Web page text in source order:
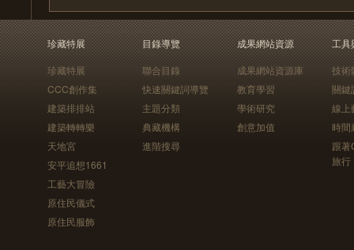
珍藏特展
珍藏特展
CCC創作集
建築排排站
建築轉轉樂
天地宮
安平追想1661
工藝大冒險
原住民儀式
原住民服飾
目錄導覽
聯合目錄
快速關鍵詞導覽
主題分類
典藏機構
進階搜尋
成果網站資源
成果網站資源庫
教育學習
學術研究
創意加值
工具
技術
關鍵
線上
時間
跟
旅行